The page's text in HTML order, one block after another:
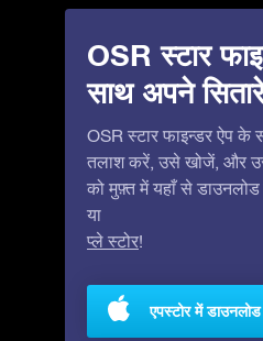
OSR स्टार
साथ अपने
OSR स्टार फाइन्डर ऐप के
तलाश करें, उसे खोजें, और
को मुफ़्त में यहाँ से
या
प्ले स्टोर!
एपस्टोर में